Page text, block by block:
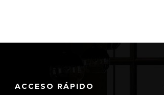
ACCESO RÁPIDO